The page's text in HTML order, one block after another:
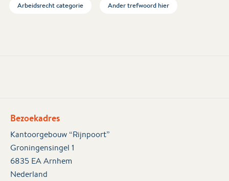
Arbeidsrecht categorie Ander trefwoord hier
Bezoekadres
Kantoorgebouw “Rijnpoort”
Groningensingel 1
6835 EA Arnhem
Nederland